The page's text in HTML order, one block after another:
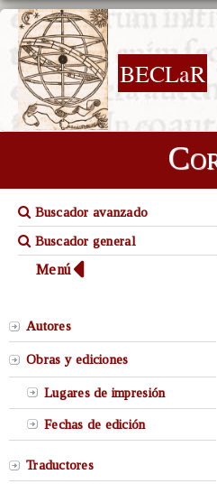
BECLaR
Buscador avanzado
Buscador general
Menú
Autores
Obras y ediciones
Lugares de impresión
Fechas de edición
Traductores